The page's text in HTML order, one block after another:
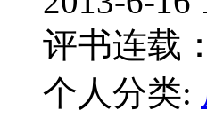
评书连载
个人分类: